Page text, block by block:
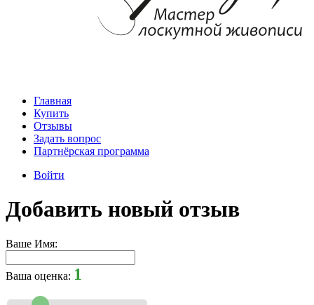
Главная
Купить
Отзывы
Задать вопрос
Партнёрская программа
Войти
Добавить новый отзыв
Ваше Имя:
Ваша оценка: 1